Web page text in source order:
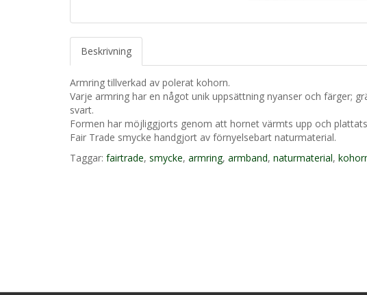
Beskrivning
Armring tillverkad av polerat kohorn.
Varje armring har en något unik uppsättning nyanser och färger;
svart.
Formen har möjliggjorts genom att hornet värmts upp och
Fair Trade smycke handgjort av förnyelsebart naturmaterial.
Taggar: fairtrade, smycke, armring, armband, naturmaterial,